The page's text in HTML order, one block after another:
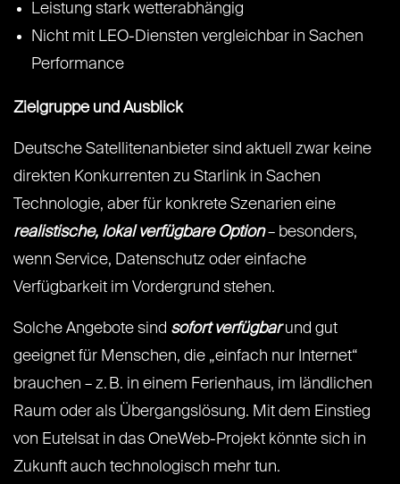
Leistung stark wetterabhängig
Nicht mit LEO-Diensten vergleichbar in Sachen
Performance
Zielgruppe und Ausblick
Deutsche Satellitenanbieter sind aktuell zwar keine
direkten Konkurrenten zu Starlink in Sachen
Technologie, aber für konkrete Szenarien eine
realistische, lokal verfügbare Option– besonders,
wenn Service, Datenschutz oder einfache
Verfügbarkeit im Vordergrund stehen.
Solche Angebote sind sofort verfügbarund gut
geeignet für Menschen, die „einfach nur Internet“
brauchen – z. B. in einem Ferienhaus, im ländlichen
Raum oder als Übergangslösung. Mit dem Einstieg
von Eutelsat in das OneWeb-Projekt könnte sich in
Zukunft auch technologisch mehr tun.